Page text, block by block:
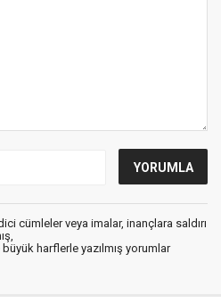
cümleler veya imalar, inançlara saldırı
harflerle yazılmış yorumlar